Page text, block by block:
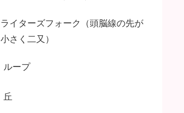
ライターズフォーク（頭脳線の先が
小さく二又）
ループ
丘